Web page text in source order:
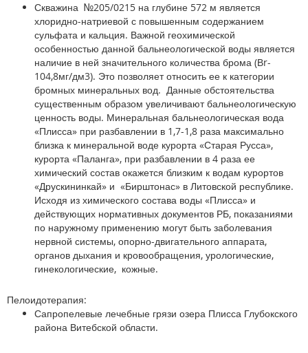
Скважина №205/0215 на глубине 572 м является
хлоридно-натриевой с повышенным содержанием
сульфата и кальция. Важной геохимической
особенностью данной бальнеологической воды является
наличие в ней значительного количества брома (Вr-
104,8мг/дм3). Это позволяет относить ее к категории
бромных минеральных вод. Данные обстоятельства
существенным образом увеличивают бальнеологическую
ценность воды. Минеральная бальнеологическая вода
«Плисса» при разбавлении в 1,7-1,8 раза максимально
близка к минеральной воде курорта «Старая Русса»,
курорта «Паланга», при разбавлении в 4 раза ее
химический состав окажется близким к водам курортов
«Друскининкай» и «Бирштонас» в Литовской республике.
Исходя из химического состава воды «Плисса» и
действующих нормативных документов РБ, показаниями
по наружному применению могут быть заболевания
нервной системы, опорно-двигательного аппарата,
органов дыхания и кровообращения, урологические,
гинекологические, кожные.
Пелоидотерапия:
Сапропелевые лечебные грязи озера Плисса Глубокского
района Витебской области.